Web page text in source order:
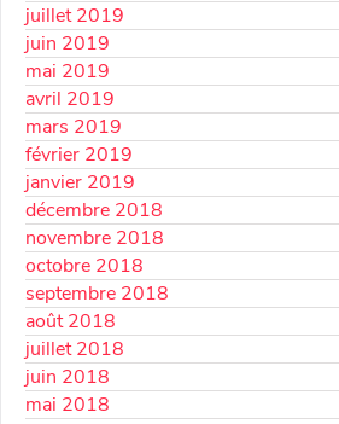
juillet 2019
juin 2019
mai 2019
avril 2019
mars 2019
février 2019
janvier 2019
décembre 2018
novembre 2018
octobre 2018
septembre 2018
août 2018
juillet 2018
juin 2018
mai 2018